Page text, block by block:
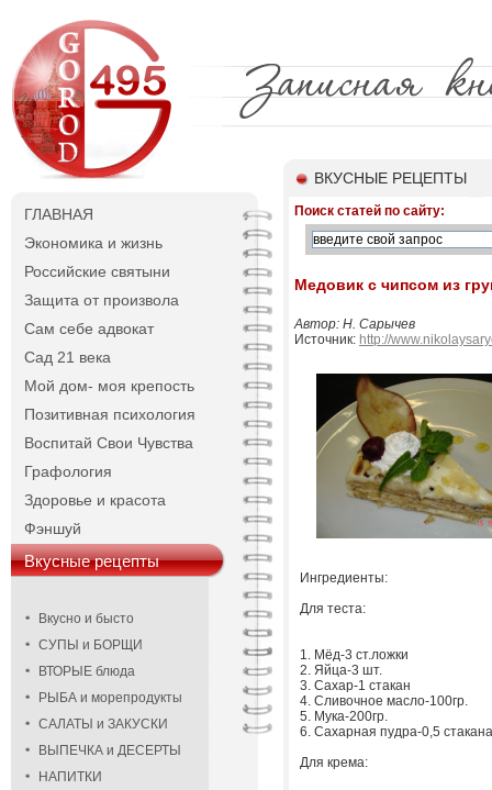
ГЛАВНАЯ
Экономика и жизнь
Российские святыни
Защита от произвола
Сам себе адвокат
Сад 21 века
Мой дом- моя крепость
Позитивная психология
Воспитай Свои Чувства
Графология
Здоровье и красота
Фэншуй
Вкусные рецепты
Вкусно и бысто
СУПЫ и БОРЩИ
ВТОРЫЕ блюда
РЫБА и морепродукты
САЛАТЫ и ЗАКУСКИ
ВЫПЕЧКА и ДЕСЕРТЫ
НАПИТКИ
ВКУСНЫЕ РЕЦЕПТЫ
Поиск статей по сайту:
Медовик с чипсом из
Автор: Н. Сарычев
Источник: http://
Ингредиенты:
Для теста:
1. Мёд-3 ст.ложки
2. Яйца-3 шт.
3. Сахар-1 стакан
4. Сливочное масло-100гр.
5. Мука-200гр.
6. Сахарная пудра-0,5
Для крема: